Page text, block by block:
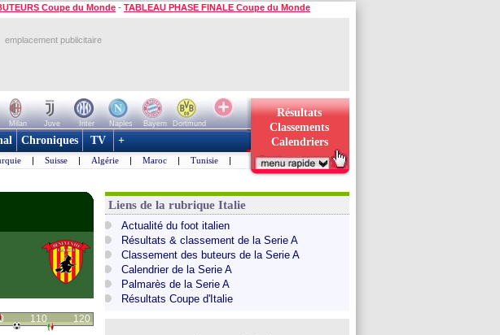
Coupe du Monde - TABLEAU PHASE FINALE Coupe du Monde
emplacement publicitaire
Milan Juve Inter Naples Bayern
Dortmund
Résultats
Classements
Calendriers
Chroniques TV +
| Suisse | Algérie | Maroc | Tunisie |
110 120
Liens de la rubrique Italie
Actualité du foot italien
Résultats & classement de la Serie A
Classement des buteurs de la Serie A
Calendrier de la Serie A
Palmarès de la Serie A
Résultats Coupe d'Italie